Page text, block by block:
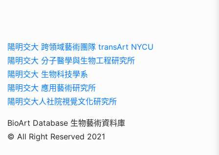
陽明交大 跨領域藝術團隊 transArt NYCU
陽明交大 分子醫學與生物工程研究所
陽明交大 生物科技學系
陽明交大 應用藝術研究所
陽明交大人社院視覺文化研究所
BioArt Database 生物藝術資料庫
© All Right Reserved 2021